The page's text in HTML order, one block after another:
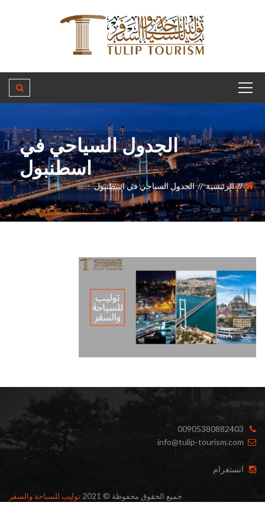
الجدول السياحي في
اسطنبول
الرئيسية الجدول السياحي في اسطنبول
info@tulip-tourism.com
انستغرام
جميع الحقوق محفوظة © 2021 توليب للسياحة والسفر